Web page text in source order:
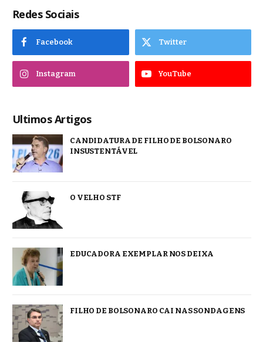
Redes Sociais
Facebook Twitter
Instagram YouTube
Ultimos Artigos
CANDIDATURA DE FILHO DE BOLSONARO
INSUSTENTÁVEL
O VELHO STF
EDUCADORA EXEMPLAR NOS DEIXA
FILHO DE BOLSONARO CAI NAS SONDAGENS